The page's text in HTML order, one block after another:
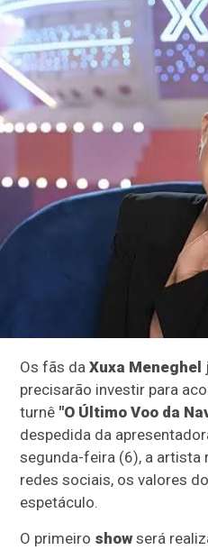
Os fãs daXuxa Meneghel
precisarão investir para
turnê "O Último Voo da
despedida da
segunda-feira (6), a artista
redes sociais, os valores
espetáculo.
O primeiro showserá